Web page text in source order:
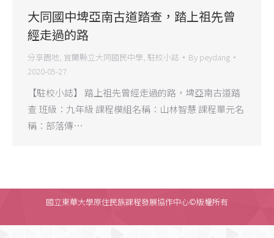
大同國中埤亞南古道踏查，踏上祖先曾
經走過的路
分享園地, 宜蘭縣立大同國民中學, 駐校小誌 By peydang
2020-05-27
【駐校小誌】 踏上祖先曾經走過的路，埤亞南古道踏
查 班級：九年級 課程模組名稱：山林智慧 課程單元名
稱：部落傳…
國立東華大學原住民族課程發展協作中心©版權所有